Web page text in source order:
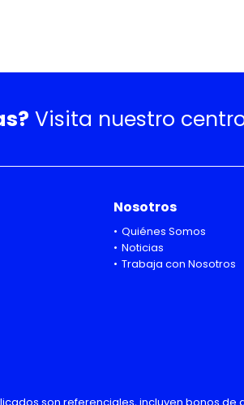
Visita nuestro
Nosotros
Quiénes Somos
Noticias
Trabaja con Nosotros